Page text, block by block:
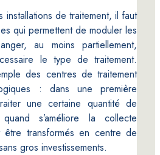
installations de traitement, il faut
qui permettent de moduler les
au moins partiellement,
le type de traitement.
des centres de traitement
: dans une première
une certaine quantité de
s’améliore la collecte
être transformés en centre de
gros investissements.